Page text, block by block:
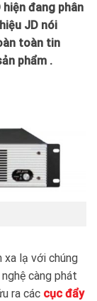
hiện đang phân
JD nói
toàn tin
phẩm .
xa lạ với chúng
càng phát
ra các cục đẩy